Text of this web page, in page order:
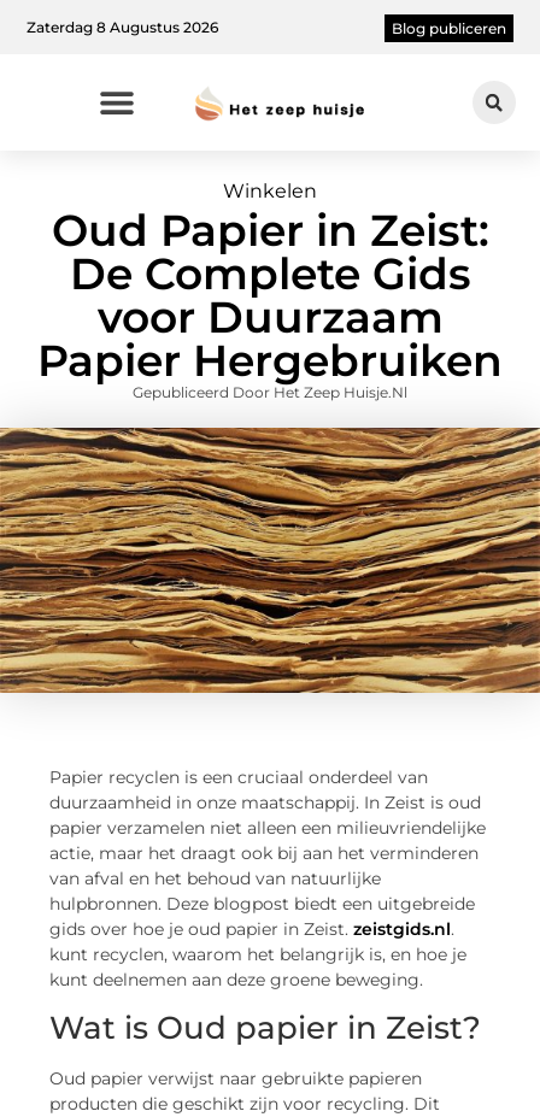
Zaterdag 8 Augustus 2026 Blog publiceren
Winkelen
Oud Papier in Zeist:
De Complete Gids
voor Duurzaam
Papier Hergebruiken
Gepubliceerd Door Het Zeep Huisje.nl
Papier recyclen is een cruciaal onderdeel van
duurzaamheid in onze maatschappij. In Zeist is oud
papier verzamelen niet alleen een milieuvriendelijke
actie, maar het draagt ook bij aan het verminderen
van afval en het behoud van natuurlijke
hulpbronnen. Deze blogpost biedt een uitgebreide
gids over hoe je oud papier in Zeist.zeistgids.nl.
kunt recyclen, waarom het belangrijk is, en hoe je
kunt deelnemen aan deze groene beweging.
Wat is Oud papier in Zeist?
Oud papier verwijst naar gebruikte papieren
producten die geschikt zijn voor recycling. Dit